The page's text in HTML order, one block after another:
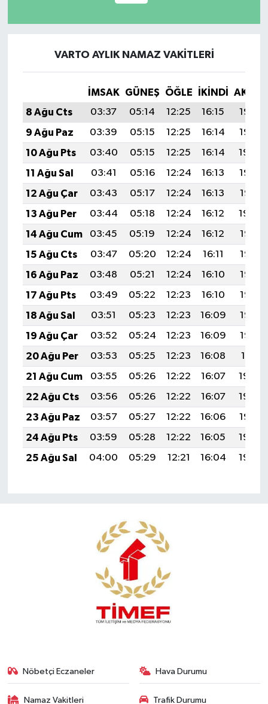
VARTO AYLIK NAMAZ VAKITLERI
İMSAK GÜNEŞ ÖĞLE İKINDI
8 Ağu Cts
03:37 05:14 12:25 16:15
19:26
9 Ağu Paz
03:39 05:15 12:25 16:14
19:25
10 Ağu Pts
03:40 05:15 12:25 16:14
19:24
11 Ağu Sal
03:41 05:16 12:24 16:13
19:23
12 Ağu Çar
03:43 05:17 12:24 16:13
19:21
13 Ağu Per
03:44 05:18 12:24 16:12
19:20
14 Ağu Cum
03:45 05:19 12:24 16:12
19:19
15 Ağu Cts
03:47 05:20 12:24 16:11
19:18
16 Ağu Paz
03:48 05:21 12:24 16:10
19:16
17 Ağu Pts
03:49 05:22 12:23 16:10
19:15
18 Ağu Sal
03:51 05:23 12:23 16:09
19:14
19 Ağu Çar
03:52 05:24 12:23 16:09
19:12
20 Ağu Per
03:53 05:25 12:23 16:08
19:11
21 Ağu Cum
03:55 05:26 12:22 16:07
19:09
22 Ağu Cts
03:56 05:26 12:22 16:07
19:08
23 Ağu Paz
03:57 05:27 12:22 16:06
19:07
24 Ağu Pts
03:59 05:28 12:22 16:05
19:05
25 Ağu Sal
04:00 05:29 12:21 16:04 19:04
Nöbetçi Eczaneler Hava Durumu
Namaz Vakitleri Trafik Durumu